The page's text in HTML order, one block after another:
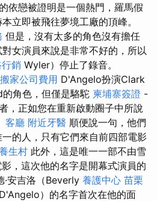
依戀被證明是一個熱門，羅馬假
立即被飛往夢境工廠的頂峰。
但是，沒有太多的角色沒有擔任
女演員來說是非常不好的，所以
銷 Wyler）停止了錄音。
搬家公司費用 D'Angelo扮演Clark
角色，但僅是駱駝 柬埔寨簽證 -
，正如您在重新啟動圈子中所說
客廳 附近牙醫 順便說一句，他們
的人，只有它們來自前四部電影
生村 此外，這是唯一一部不由雪
，這次他的名字是開幕式演員的
·安吉洛（Beverly 養護中心 苗栗
D'Angelo）的名字首次在他的面